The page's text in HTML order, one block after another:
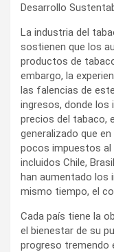
Desarrollo
La industria del
sostienen que los
productos de
embargo, la
las falencias de
ingresos, donde
precios del tabaco,
generalizado que
pocos impuestos al
incluidos Chile,
han aumentado los
mismo tiempo, el
Cada país tiene la
el bienestar de su
progreso tremendo